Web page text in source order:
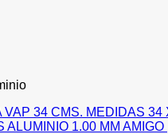
VAP 34 CMS. MEDIDAS 34
ALUMINIO 1.00 MM AMIGO